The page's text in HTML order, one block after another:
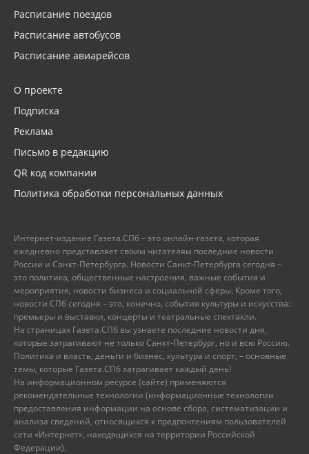
Расписание поездов
Расписание автобусов
Расписание авиарейсов
О проекте
Подписка
Реклама
Письмо в редакцию
QR код компании
Политика обработки персональных данных
Интернет-издание Газета.СПб – это онлайн-газета, которая
ежедневно представляет своим читателям последние новости
России и Санкт-Петербурга. Новости Санкт-Петербурга сегодня –
это политика, общественные настроения, важные события и
мероприятия, новости бизнеса и социальной сферы. Кроме того,
новости СПб сегодня – это, конечно, события культуры и искусства:
премьеры и выставки, концерты и театральные спектакли.
На страницах Газета.СПб вы узнаете последние новости дня,
которые затрагивают не только Санкт-Петербург, но и всю Россию.
Политика и власть, деньги и бизнес, культура и спорт, – основные
темы, которые Газета.СПб затрагивает каждый день!
На информационном ресурсе (сайте) применяются
рекомендательные технологии (информационные технологии
предоставления информации на основе сбора, систематизации и
анализа сведений, относящихся к предпочтениям пользователей
сети «Интернет», находящихся на территории Российской
Федерации).